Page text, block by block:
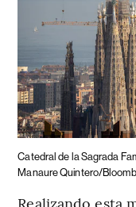
Catedral de la Sagrada
Manaure Quintero/
Realizando esta